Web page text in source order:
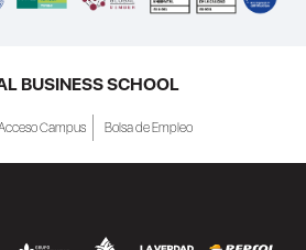
BUSINESS SCHOOL
Campus Bolsa de Empleo